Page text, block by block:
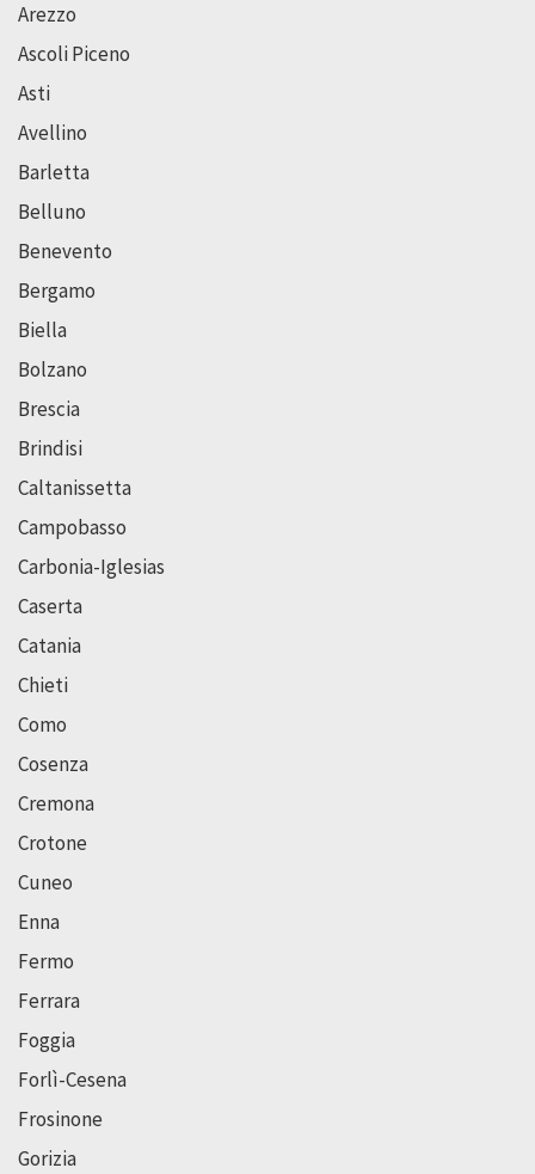
Arezzo
Ascoli Piceno
Asti
Avellino
Barletta
Belluno
Benevento
Bergamo
Biella
Bolzano
Brescia
Brindisi
Caltanissetta
Campobasso
Carbonia-Iglesias
Caserta
Catania
Chieti
Como
Cosenza
Cremona
Crotone
Cuneo
Enna
Fermo
Ferrara
Foggia
Forlì-Cesena
Frosinone
Gorizia